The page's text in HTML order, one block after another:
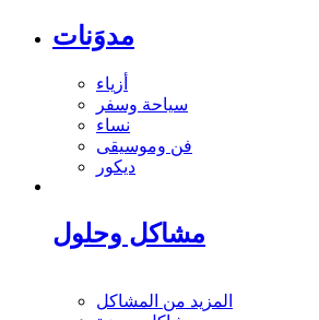
مدوَنات
أزياء
سياحة وسفر
نساء
فن وموسيقى
ديكور
مشاكل وحلول
المزيد من المشاكل